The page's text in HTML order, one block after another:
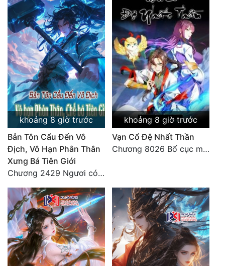
khoảng 8 giờ trước
Bản Tôn Cẩu Đến Vô
Địch, Vô Hạn Phân Thân
Xưng Bá Tiên Giới
Chương 2429 Ngươi có tuệ nhãn? Ta có...
khoảng 8 giờ trước
Vạn Cổ Đệ Nhất Thần
Chương 8026 Bố cục mới